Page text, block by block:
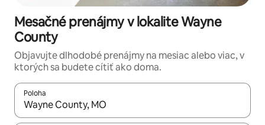
Mesačné prenájmy v lokalite Wayne
County
Objavujte dlhodobé prenájmy na mesiac alebo viac, v
ktorých sa budete cítiť ako doma.
Poloha
Keď budú výsledky k dispozícii, môžete si ich prechádzať